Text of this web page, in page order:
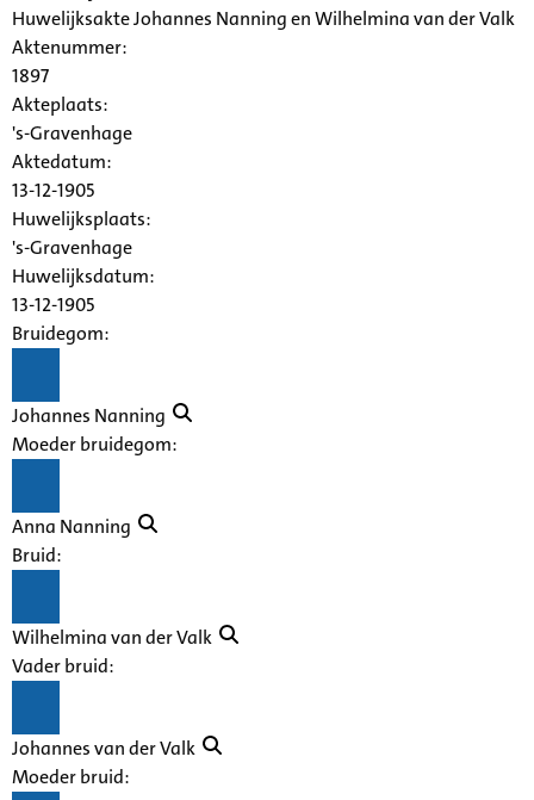
Huwelijksakte Johannes Nanning en Wilhelmina van der Valk
Aktenummer:
1897
Akteplaats:
's-Gravenhage
Aktedatum:
13-12-1905
Huwelijksplaats:
's-Gravenhage
Huwelijksdatum:
13-12-1905
Bruidegom:
Johannes Nanning
Moeder bruidegom:
Anna Nanning
Bruid:
Wilhelmina van der Valk
Vader bruid:
Johannes van der Valk
Moeder bruid: